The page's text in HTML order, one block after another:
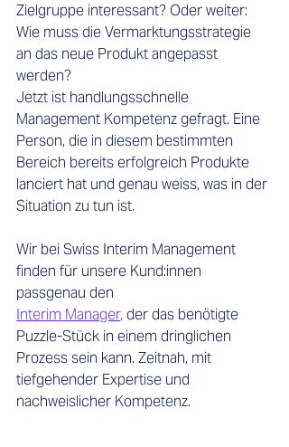
Zielgruppe interessant? Oder weiter:
Wie muss die Vermarktungsstrategie
an das neue Produkt angepasst
werden?
Jetzt ist handlungsschnelle
Management Kompetenz gefragt. Eine
Person, die in diesem bestimmten
Bereich bereits erfolgreich Produkte
lanciert hat und genau weiss, was in der
Situation zu tun ist.
Wir bei Swiss Interim Management
finden für unsere Kund:innen
passgenau den
Interim Manager, der das benötigte
Puzzle-Stück in einem dringlichen
Prozess sein kann. Zeitnah, mit
tiefgehender Expertise und
nachweislicher Kompetenz.